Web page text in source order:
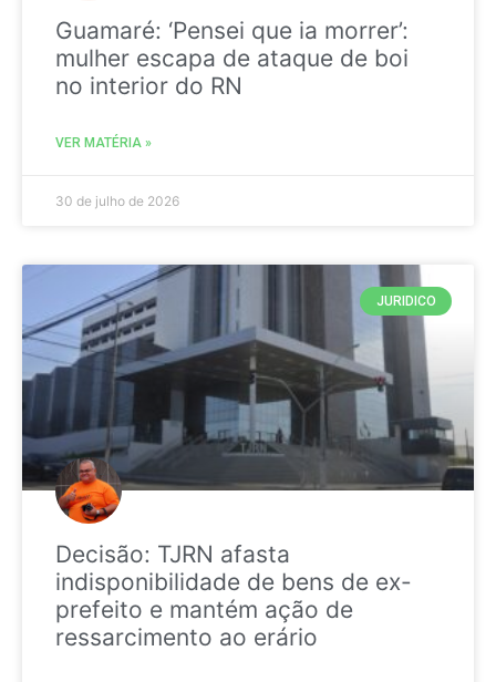
Guamaré: ‘Pensei que ia morrer’:
mulher escapa de ataque de boi
no interior do RN
VER MATÉRIA »
30 de julho de 2026
JURIDICO
Decisão: TJRN afasta
indisponibilidade de bens de ex-
prefeito e mantém ação de
ressarcimento ao erário